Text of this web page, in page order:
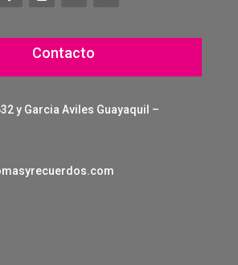
Contacto
y Garcia Aviles Guayaquil –